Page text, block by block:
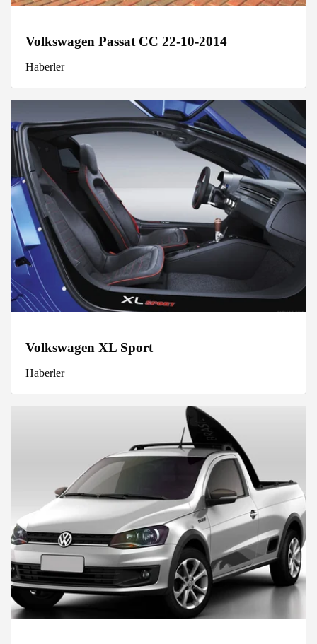
Volkswagen Passat CC 22-10-2014
Haberler
Volkswagen XL Sport
Haberler